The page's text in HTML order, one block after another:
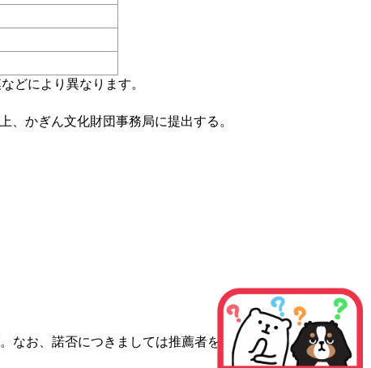
どにより異なります。
、かぎん文化財団事務局に提出する。
なお、諾否につきましては推薦者を通し